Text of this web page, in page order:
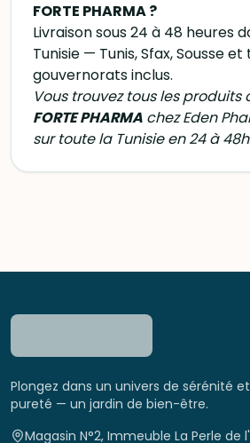
FORTE PHARMA ?
Livraison sous 24 à 48 heures
Tunisie — Tunis, Sfax, Sousse
gouvernorats inclus.
Vous trouvez tous les
FORTE PHARMA chez Eden
sur toute la Tunisie en 24 à
Plongez dans un univers de sérénité
pureté — un jardin de bien-être.
Magasin N°2, Immeuble La Perle de